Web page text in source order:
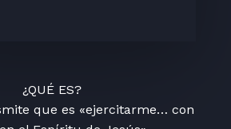
¿QUÉ ES?
que es «ejercitarme… con